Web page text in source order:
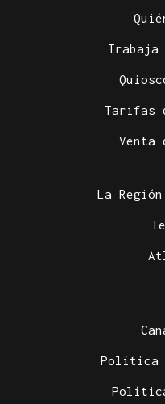
Trabaja
Tarifas
Venta
La
Política